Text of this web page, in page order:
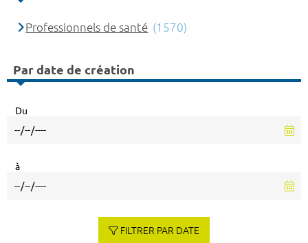
Professionnels de santé (1570)
Par date de création
Du
à
FILTRER PAR DATE